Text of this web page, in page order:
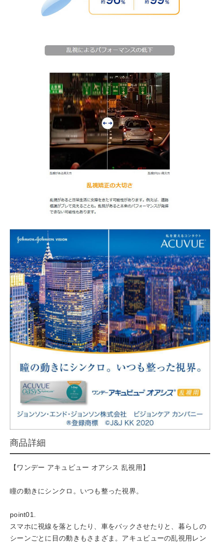
商品詳細
【ワンデー アキュビュー オアシス 乱視用】
瞳の動きにシンクロ。いつも整った視界。
point01.
スマホに視線を落としたり、車をバックさせたりと、暮らしの
シーンごとに目の動きもさまざま。アキュビューの乱視用レン